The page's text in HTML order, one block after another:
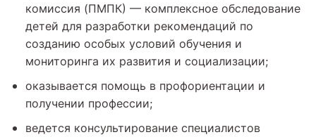
комиссия (ПМПК) — комплексное обследование
детей для разработки рекомендаций по
созданию особых условий обучения и
мониторинга их развития и социализации;
оказывается помощь в профориентации и
получении профессии;
ведется консультирование специалистов